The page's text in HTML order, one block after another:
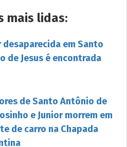
mais lidas:
desaparecida em Santo
de Jesus é encontrada
de Santo Antônio de
e Junior morrem em
de carro na Chapada